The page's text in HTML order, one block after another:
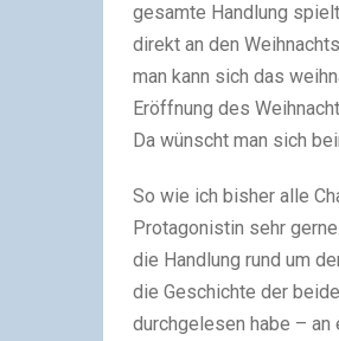
gesamte Handlung
direkt an den
man kann sich das
Eröffnung des
Da wünscht man sich
So wie ich bisher alle
Protagonistin sehr
die Handlung rund um
die Geschichte der
durchgelesen habe – an